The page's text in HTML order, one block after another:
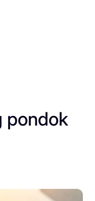
pondok